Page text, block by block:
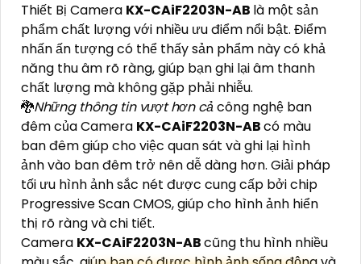
Thiết Bị Camera KX-CAiF2203N-AB là một sản
phẩm chất lượng với nhiều ưu điểm nổi bật. Điểm
nhấn ấn tượng có thể thấy sản phẩm này có khả
năng thu âm rõ ràng, giúp bạn ghi lại âm thanh
chất lượng mà không gặp phải nhiễu.
🐉️Những thông tin vượt hơn cảcông nghệ ban
đêm của Camera KX-CAiF2203N-ABcó màu
ban đêm giúp cho việc quan sát và ghi lại hình
ảnh vào ban đêm trở nên dễ dàng hơn. Giải pháp
tối ưu hình ảnh sắc nét được cung cấp bởi chip
Progressive Scan CMOS, giúp cho hình ảnh hiển
thị rõ ràng và chi tiết.
Camera KX-CAiF2203N-ABcũng thu hình nhiều